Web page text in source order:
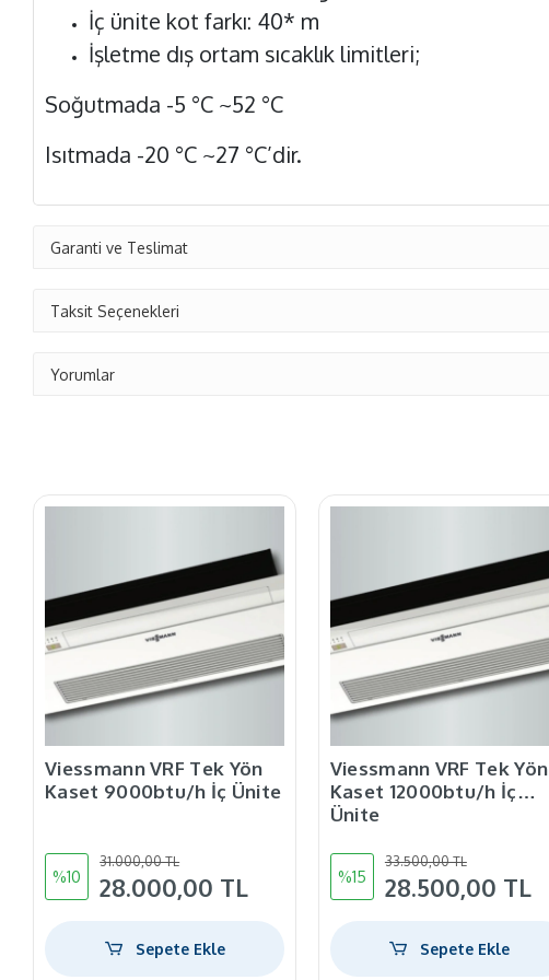
İç ünite kot farkı: 40* m
İşletme dış ortam sıcaklık limitleri;
Soğutmada -5 °C ~52 °C
Isıtmada -20 °C ~27 °C’dir.
Garanti ve Teslimat
Taksit Seçenekleri
Yorumlar
Viessmann VRF Tek Yön
Kaset 9000btu/h İç Ünite
%10
31.000,00 TL
28.000,00 TL
Sepete Ekle
Viessmann VRF Tek Yön
Kaset 12000btu/h İç
Ünite
%15
33.500,00 TL
28.500,00 TL
Sepete Ekle